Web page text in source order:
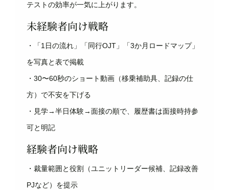
テストの効率が一気に上がります。
未経験者向け戦略
・「1日の流れ」「同行OJT」「3か月ロードマップ」
を写真と表で掲載
・30〜60秒のショート動画（移乗補助具、記録の仕
方）で不安を下げる
・見学→半日体験→面接の順で、履歴書は面接時持参
可と明記
経験者向け戦略
・裁量範囲と役割（ユニットリーダー候補、記録改善
PJなど）を提示